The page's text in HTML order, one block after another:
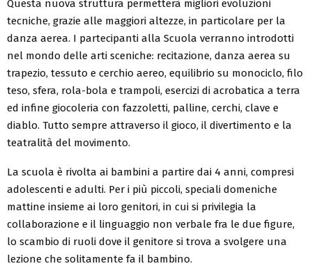
Questa nuova struttura permetterà migliori evoluzioni
tecniche, grazie alle maggiori altezze, in particolare per la
danza aerea. I partecipanti alla Scuola verranno introdotti
nel mondo delle arti sceniche: recitazione, danza aerea su
trapezio, tessuto e cerchio aereo, equilibrio su monociclo, filo
teso, sfera, rola-bola e trampoli, esercizi di acrobatica a terra
ed infine giocoleria con fazzoletti, palline, cerchi, clave e
diablo. Tutto sempre attraverso il gioco, il divertimento e la
teatralità del movimento.
La scuola è rivolta ai bambini a partire dai 4 anni, compresi
adolescenti e adulti. Per i più piccoli, speciali domeniche
mattine insieme ai loro genitori, in cui si privilegia la
collaborazione e il linguaggio non verbale fra le due figure,
lo scambio di ruoli dove il genitore si trova a svolgere una
lezione che solitamente fa il bambino.